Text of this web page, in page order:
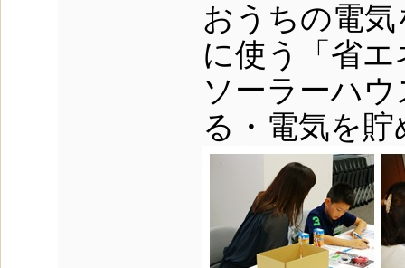
おうちの電
に使う「省
ソーラーハ
る・電気を